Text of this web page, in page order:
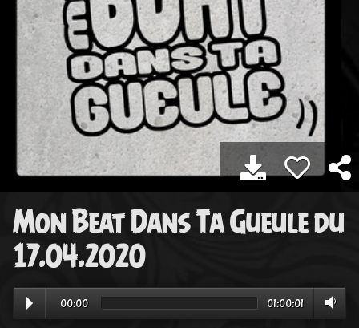
Mon Beat Dans Ta Gueule du
17.04.2020
00:00 01:00:01